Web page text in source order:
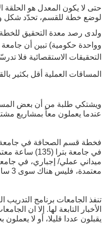
حتى لا يكون المعدل هو الحلقة
لوضع خطة للقسم، تحدّد شكل
ولدى رصد معدة التحقيق للخطة
وواحدة حكومية) تبين أن جامعة
التحقيقات الاستقصائية فلا
المساقات العملية أقل بكثير
ويشتكي طلبة من أن بعض
عندما يعملون معاً بمشاريع
معتمدة، فليس هناك سوى 3 ساعات للتدريب الميداني/ إجباري، مع اعتماد جميع الجامعات لمشروع تخرج بواقع 3 ساعات معتمدة.
تنفذ الجامعات برنامج
الأخبار التابعة لها. إلا ان
يقبلون عددا قليلا، أو لا